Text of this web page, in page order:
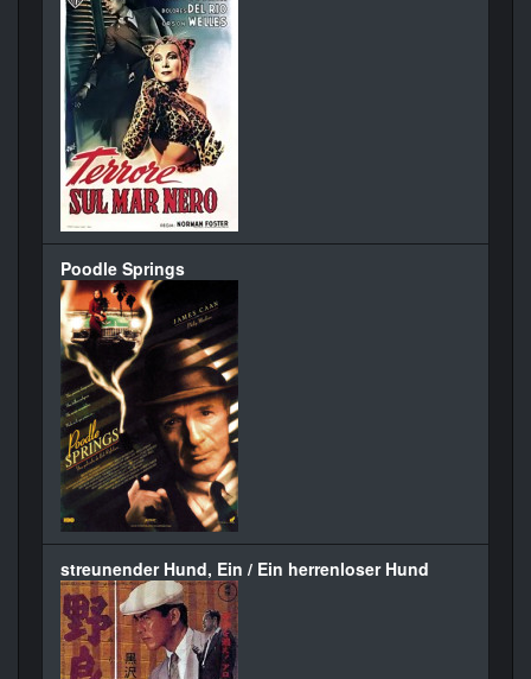
Poodle Springs
streunender Hund, Ein / Ein herrenloser Hund